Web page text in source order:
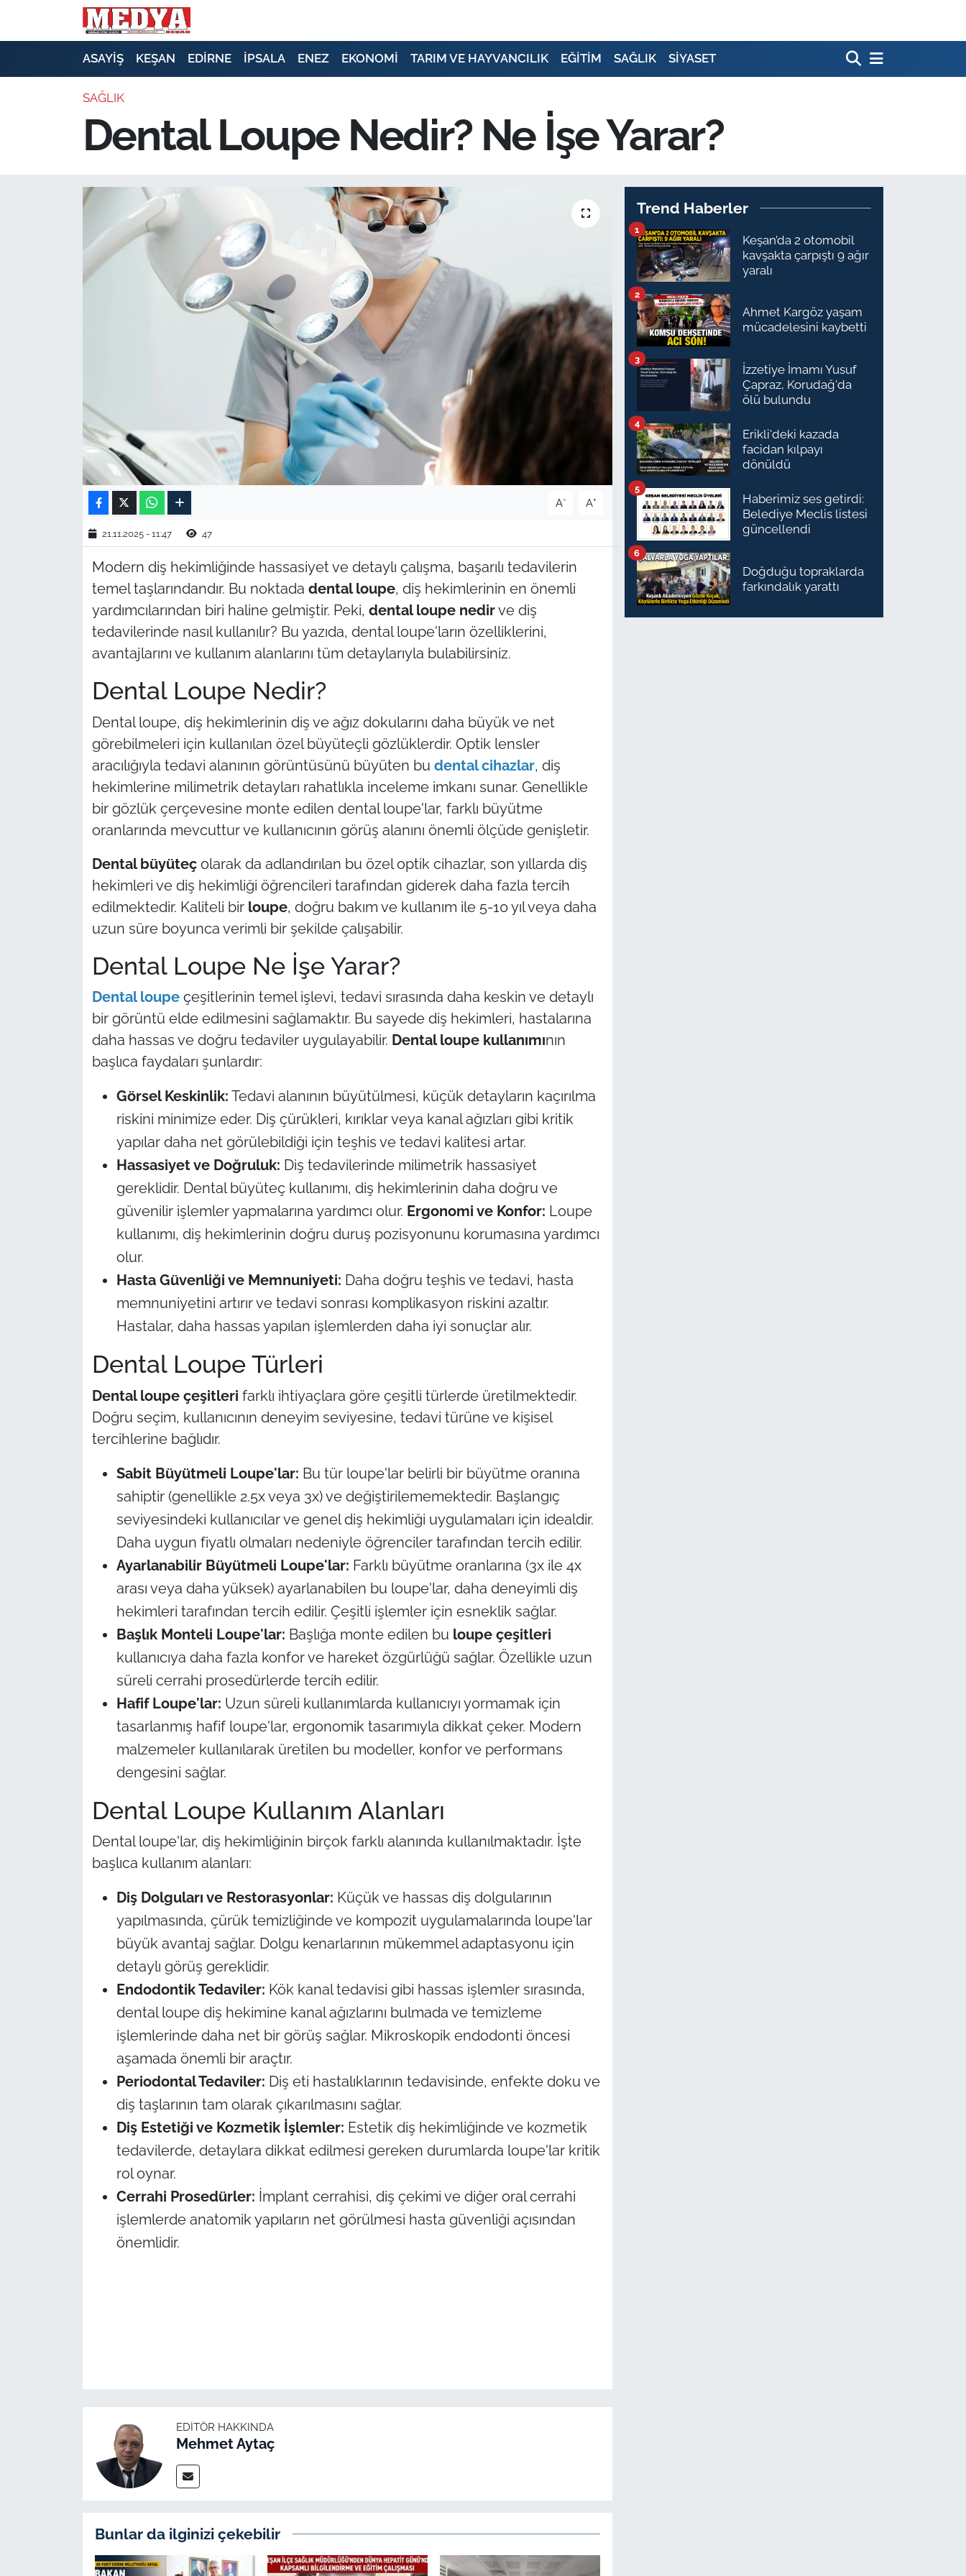
ASAYİŞ KEŞAN EDİRNE İPSALA ENEZ EKONOMİ TARIM VE HAYVANCILIK EĞİTİM SAĞLIK SİYASET
SAĞLIK
Dental Loupe Nedir? Ne İşe Yarar?
A- A+
21.11.2025 - 11:47 47
Modern diş hekimliğinde hassasiyet ve detaylı çalışma, başarılı tedavilerin
temel taşlarındandır. Bu noktada dental loupe, diş hekimlerinin en önemli
yardımcılarından biri haline gelmiştir. Peki, dental loupe nedirve diş
tedavilerinde nasıl kullanılır? Bu yazıda, dental loupe'ların özelliklerini,
avantajlarını ve kullanım alanlarını tüm detaylarıyla bulabilirsiniz.
Dental Loupe Nedir?
Dental loupe, diş hekimlerinin diş ve ağız dokularını daha büyük ve net
görebilmeleri için kullanılan özel büyüteçli gözlüklerdir. Optik lensler
aracılığıyla tedavi alanının görüntüsünü büyüten bu dental cihazlar, diş
hekimlerine milimetrik detayları rahatlıkla inceleme imkanı sunar. Genellikle
bir gözlük çerçevesine monte edilen dental loupe'lar, farklı büyütme
oranlarında mevcuttur ve kullanıcının görüş alanını önemli ölçüde genişletir.
Dental büyüteçolarak da adlandırılan bu özel optik cihazlar, son yıllarda diş
hekimleri ve diş hekimliği öğrencileri tarafından giderek daha fazla tercih
edilmektedir. Kaliteli bir loupe, doğru bakım ve kullanım ile 5-10 yıl veya daha
uzun süre boyunca verimli bir şekilde çalışabilir.
Dental Loupe Ne İşe Yarar?
Dental loupe çeşitlerinin temel işlevi, tedavi sırasında daha keskin ve detaylı
bir görüntü elde edilmesini sağlamaktır. Bu sayede diş hekimleri, hastalarına
daha hassas ve doğru tedaviler uygulayabilir. Dental loupe kullanımının
başlıca faydaları şunlardır:
Görsel Keskinlik: Tedavi alanının büyütülmesi, küçük detayların kaçırılma
riskini minimize eder. Diş çürükleri, kırıklar veya kanal ağızları gibi kritik
yapılar daha net görülebildiği için teşhis ve tedavi kalitesi artar.
Hassasiyet ve Doğruluk: Diş tedavilerinde milimetrik hassasiyet
gereklidir. Dental büyüteç kullanımı, diş hekimlerinin daha doğru ve
güvenilir işlemler yapmalarına yardımcı olur. Ergonomi ve Konfor: Loupe
kullanımı, diş hekimlerinin doğru duruş pozisyonunu korumasına yardımcı
olur.
Hasta Güvenliği ve Memnuniyeti: Daha doğru teşhis ve tedavi, hasta
memnuniyetini artırır ve tedavi sonrası komplikasyon riskini azaltır.
Hastalar, daha hassas yapılan işlemlerden daha iyi sonuçlar alır.
Dental Loupe Türleri
Dental loupe çeşitleri farklı ihtiyaçlara göre çeşitli türlerde üretilmektedir.
Doğru seçim, kullanıcının deneyim seviyesine, tedavi türüne ve kişisel
tercihlerine bağlıdır.
Sabit Büyütmeli Loupe'lar: Bu tür loupe'lar belirli bir büyütme oranına
sahiptir (genellikle 2.5x veya 3x) ve değiştirilememektedir. Başlangıç
seviyesindeki kullanıcılar ve genel diş hekimliği uygulamaları için idealdir.
Daha uygun fiyatlı olmaları nedeniyle öğrenciler tarafından tercih edilir.
Ayarlanabilir Büyütmeli Loupe'lar: Farklı büyütme oranlarına (3x ile 4x
arası veya daha yüksek) ayarlanabilen bu loupe'lar, daha deneyimli diş
hekimleri tarafından tercih edilir. Çeşitli işlemler için esneklik sağlar.
Başlık Monteli Loupe'lar: Başlığa monte edilen bu loupe çeşitleri
kullanıcıya daha fazla konfor ve hareket özgürlüğü sağlar. Özellikle uzun
süreli cerrahi prosedürlerde tercih edilir.
Hafif Loupe'lar: Uzun süreli kullanımlarda kullanıcıyı yormamak için
tasarlanmış hafif loupe'lar, ergonomik tasarımıyla dikkat çeker. Modern
malzemeler kullanılarak üretilen bu modeller, konfor ve performans
dengesini sağlar.
Dental Loupe Kullanım Alanları
Dental loupe'lar, diş hekimliğinin birçok farklı alanında kullanılmaktadır. İşte
başlıca kullanım alanları:
Diş Dolguları ve Restorasyonlar: Küçük ve hassas diş dolgularının
yapılmasında, çürük temizliğinde ve kompozit uygulamalarında loupe'lar
büyük avantaj sağlar. Dolgu kenarlarının mükemmel adaptasyonu için
detaylı görüş gereklidir.
Endodontik Tedaviler: Kök kanal tedavisi gibi hassas işlemler sırasında,
dental loupe diş hekimine kanal ağızlarını bulmada ve temizleme
işlemlerinde daha net bir görüş sağlar. Mikroskopik endodonti öncesi
aşamada önemli bir araçtır.
Periodontal Tedaviler: Diş eti hastalıklarının tedavisinde, enfekte doku ve
diş taşlarının tam olarak çıkarılmasını sağlar.
Diş Estetiği ve Kozmetik İşlemler: Estetik diş hekimliğinde ve kozmetik
tedavilerde, detaylara dikkat edilmesi gereken durumlarda loupe'lar kritik
rol oynar.
Cerrahi Prosedürler: İmplant cerrahisi, diş çekimi ve diğer oral cerrahi
işlemlerde anatomik yapıların net görülmesi hasta güvenliği açısından
önemlidir.
EDITÖR HAKKINDA
Mehmet Aytaç
Bunlar da ilginizi çekebilir
Trend Haberler
Keşan’da 2 otomobil
kavşakta çarpıştı 9 ağır
yaralı
1
Ahmet Kargöz yaşam
mücadelesini kaybetti
2
İzzetiye İmamı Yusuf
Çapraz, Korudağ'da
ölü bulundu
3
Erikli'deki kazada
facidan kılpayı
dönüldü
4
Haberimiz ses getirdi:
Belediye Meclis listesi
güncellendi
5
Doğduğu topraklarda
farkındalık yarattı
6
E-GAZETE
GÜNDEM
EKONOMİ
RESMİ İLAN
TEKİRDAĞ
KIRKLARELİ
ÇANAKKALE
Flaş Haber
Dış Haberler
İş Dünyası
English News
Gündem-Eğitim